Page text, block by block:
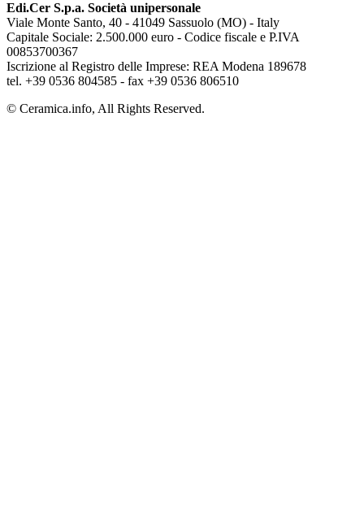
Edi.Cer S.p.a. Società unipersonale
Viale Monte Santo, 40 - 41049 Sassuolo (MO) - Italy
Capitale Sociale: 2.500.000 euro - Codice fiscale e P.IVA
00853700367
Iscrizione al Registro delle Imprese: REA Modena 189678
tel. +39 0536 804585 - fax +39 0536 806510
© Ceramica.info, All Rights Reserved.